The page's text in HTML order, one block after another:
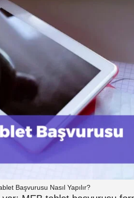
Başvurusu Nasıl Yapılır?